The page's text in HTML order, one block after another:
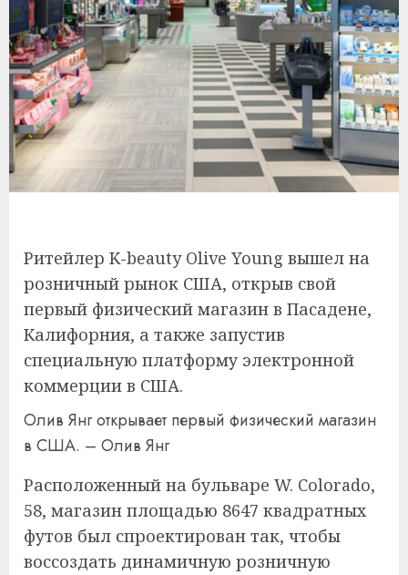
Ритейлер K-beauty Olive Young вышел на
розничный рынок США, открыв свой
первый физический магазин в Пасадене,
Калифорния, а также запустив
специальную платформу электронной
коммерции в США.
Олив Янг открывает первый физический магазин
в США. – Олив Янг
Расположенный на бульваре W. Colorado,
58, магазин площадью 8647 квадратных
футов был спроектирован так, чтобы
воссоздать динамичную розничную